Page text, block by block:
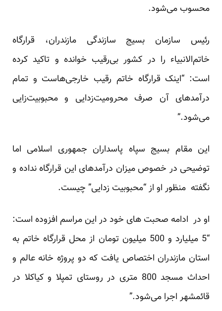
محسوب می‌شود.
رئیس سازمان بسیج سازندگی مازندران، قرارگاه
خاتم‌الانبیاء را در کشور بی‌رقیب خوانده و تاکید کرده
است: “اینک قرارگاه خاتم رقیب خارجی‌هاست و تمام
درآمدهای آن صرف محرومیت‌زدایی و محبوبیت‌زایی
می‌شود.”
این مقام بسیج سپاه پاسداران جمهوری اسلامی اما
توضیحی در خصوص میزان درآمدهای این قرارگاه نداده و
نگفته منظور او از “محبوبیت زدایی” چیست.
او در ادامه صحبت های خود در این مراسم افزوده است:
“5 میلیارد و 500 میلیون تومان از محل قرارگاه خاتم به
استان مازندران اختصاص یافت که دو پروژه خانه عالم و
احداث مسجد 800 متری در روستای تمپلا و کیاکلا در
قائمشهر اجرا می‌شود.”